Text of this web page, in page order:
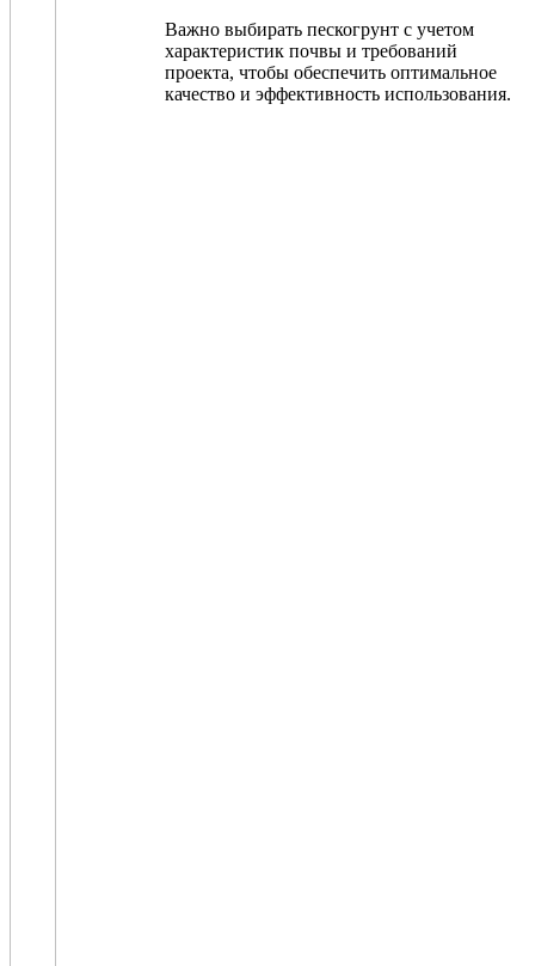
Важно выбирать пескогрунт с учетом
характеристик почвы и требований
проекта, чтобы обеспечить оптимальное
качество и эффективность использования.